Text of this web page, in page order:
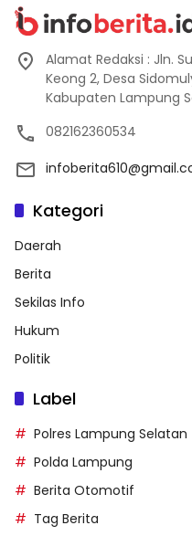
Alamat Redaksi : Jln.
Keong 2, Desa
Kabupaten Lampung
082162360534
Kategori
Daerah
Berita
Sekilas Info
Hukum
Politik
Label
Polres Lampung Selatan
Polda Lampung
Berita Otomotif
Tag Berita